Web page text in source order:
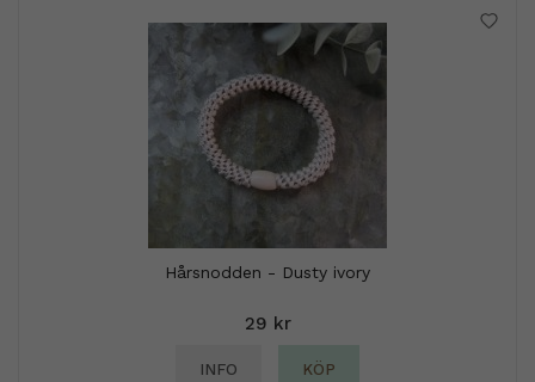
Hårsnodden - Dusty ivory
29 kr
INFO KÖP